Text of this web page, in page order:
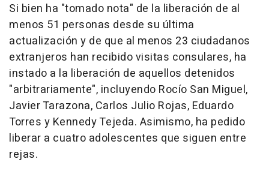
Si bien ha "tomado nota" de la liberación de al
menos 51 personas desde su última
actualización y de que al menos 23 ciudadanos
extranjeros han recibido visitas consulares, ha
instado a la liberación de aquellos detenidos
"arbitrariamente", incluyendo Rocío San Miguel,
Javier Tarazona, Carlos Julio Rojas, Eduardo
Torres y Kennedy Tejeda. Asimismo, ha pedido
liberar a cuatro adolescentes que siguen entre
rejas.